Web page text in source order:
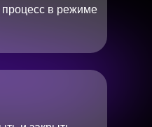
в режиме